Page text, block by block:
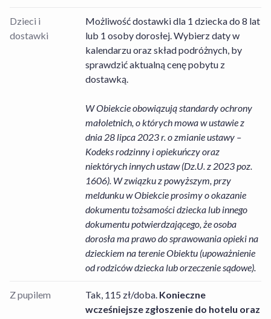
Dzieci i
dostawki
Możliwość dostawki dla 1 dziecka do 8 lat
lub 1 osoby dorosłej. Wybierz daty w
kalendarzu oraz skład podróżnych, by
sprawdzić aktualną cenę pobytu z
dostawką.
W Obiekcie obowiązują standardy ochrony
małoletnich, o których mowa w ustawie z
dnia 28 lipca 2023 r. o zmianie ustawy –
Kodeks rodzinny i opiekuńczy oraz
niektórych innych ustaw (Dz.U. z 2023 poz.
1606). W związku z powyższym, przy
meldunku w Obiekcie prosimy o okazanie
dokumentu tożsamości dziecka lub innego
dokumentu potwierdzającego, że osoba
dorosła ma prawo do sprawowania opieki na
dzieckiem na terenie Obiektu (upoważnienie
od rodziców dziecka lub orzeczenie sądowe).
Z pupilem Tak, 115 zł/doba. Konieczne
wcześniejsze zgłoszenie do hotelu oraz